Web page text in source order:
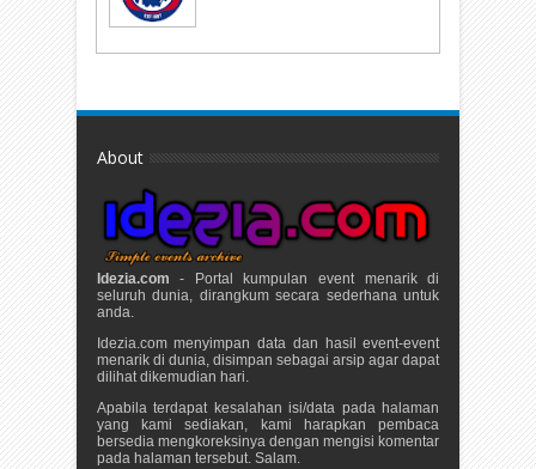
About
Idezia.com - Portal kumpulan event menarik di
seluruh dunia, dirangkum secara sederhana untuk
anda.
Idezia.com menyimpan data dan hasil event-event
menarik di dunia, disimpan sebagai arsip agar dapat
dilihat dikemudian hari.
Apabila terdapat kesalahan isi/data pada halaman
yang kami sediakan, kami harapkan pembaca
bersedia mengkoreksinya dengan mengisi komentar
pada halaman tersebut. Salam.